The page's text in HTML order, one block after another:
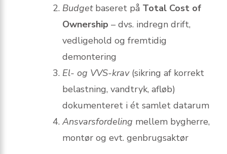
Budgetbaseret på Total Cost of
Ownership – dvs. indregn drift,
vedligehold og fremtidig
demontering
El- og VVS-krav(sikring af korrekt
belastning, vandtryk, afløb)
dokumenteret i ét samlet datarum
Ansvarsfordeling mellem bygherre,
montør og evt. genbrugsaktør